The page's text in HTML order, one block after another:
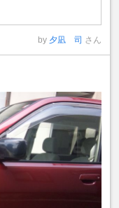
by 夕凪 司 さん